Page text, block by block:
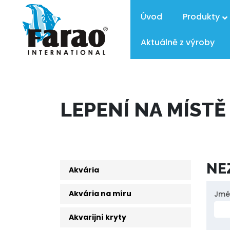
Úvod Produkty
Aktuálně z výroby
LEPENÍ NA MÍSTĚ
Akvária
Akvária na míru
Akvarijní kryty